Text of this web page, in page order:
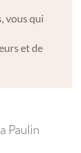
vous qui
et de
Paulin